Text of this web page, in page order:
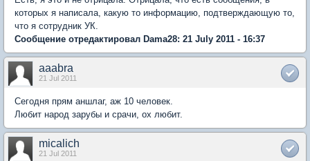
которых я написала, какую то информацию, подтверждающую то,
что я сотрудник УК.
Сообщение отредактировал Dama28: 21 July 2011 - 16:37
aaabra
21 Jul 2011
Сегодня прям аншлаг, аж 10 человек.
Любит народ зарубы и срачи, ох любит.
micalich
21 Jul 2011